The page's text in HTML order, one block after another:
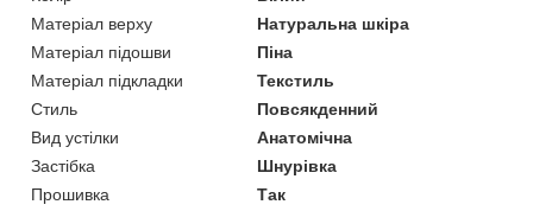
Матеріал верху
Натуральна шкіра
Матеріал підошви
Піна
Матеріал підкладки
Текстиль
Стиль
Повсякденний
Вид устілки
Анатомічна
Застібка
Шнурівка
Прошивка
Так